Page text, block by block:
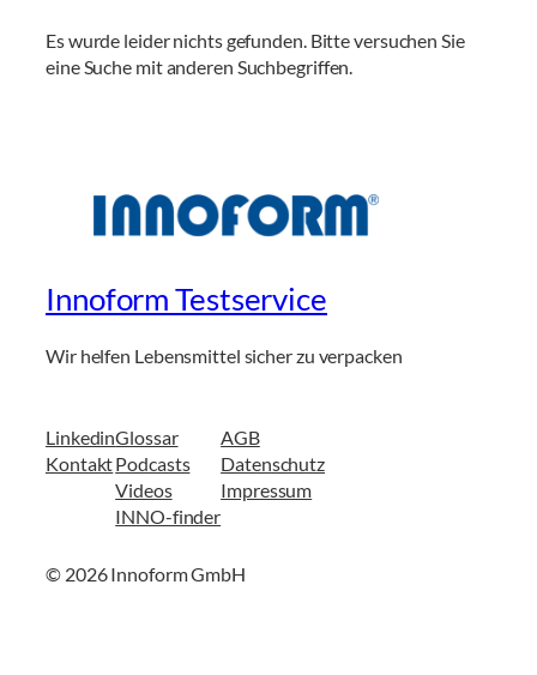
Es wurde leider nichts gefunden. Bitte versuchen Sie
eine Suche mit anderen Suchbegriffen.
Innoform Testservice
Wir helfen Lebensmittel sicher zu verpacken
Linkedin
Kontakt
Glossar
Podcasts
Videos
INNO-finder
AGB
Datenschutz
Impressum
© 2026 Innoform GmbH